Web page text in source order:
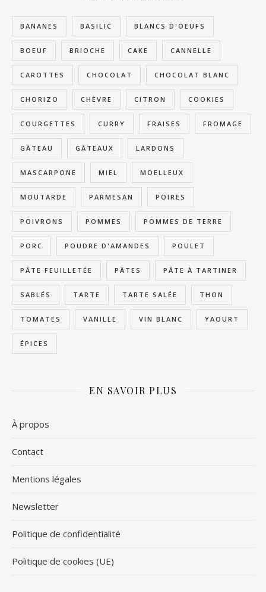
BANANES BASILIC BLANCS D'OEUFS
BOEUF BRIOCHE CAKE CANNELLE
CAROTTES CHOCOLAT CHOCOLAT BLANC
CHORIZO CHÈVRE CITRON COOKIES
COURGETTES CURRY FRAISES FROMAGE
GÂTEAU GÂTEAUX LARDONS
MASCARPONE MIEL MOELLEUX
MOUTARDE PARMESAN POIRES
POIVRONS POMMES POMMES DE TERRE
PORC POUDRE D'AMANDES POULET
PÂTE FEUILLETÉE PÂTES PÂTE À TARTINER
SABLÉS TARTE TARTE SALÉE THON
TOMATES VANILLE VIN BLANC YAOURT
ÉPICES
EN SAVOIR PLUS
À propos
Contact
Mentions légales
Newsletter
Politique de confidentialité
Politique de cookies (UE)